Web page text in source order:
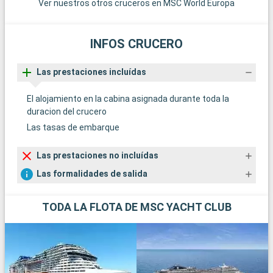
Ver nuestros otros cruceros en MSC World Europa
INFOS CRUCERO
Las prestaciones incluídas
El alojamiento en la cabina asignada durante toda la
duracion del crucero
Las tasas de embarque
Las prestaciones no incluídas
Las formalidades de salida
TODA LA FLOTA DE MSC YACHT CLUB